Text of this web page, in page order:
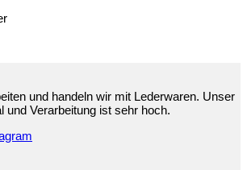
und handeln wir mit Lederwaren. Unser
und Verarbeitung ist sehr hoch.